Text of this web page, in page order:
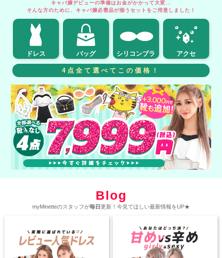
キャバ嬢デビューの準備はお金がかかって大変...
そんな方のために、キャバ嬢必需品が揃うセットをご用意しました！
ドレス バッグ シリコンブラ アクセ
4点全て選べてこの価格！
Blog
myMinetteのスタッフが毎日更新！今見てほしい最新情報をUP★